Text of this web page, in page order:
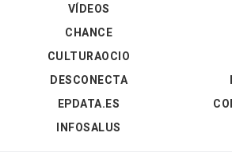
VÍDEOS
CHANCE
CULTURAOCIO
DESCONECTA
EPDATA.ES
INFOSALUS